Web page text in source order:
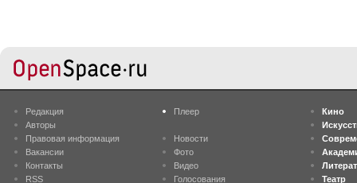
Редакция
Авторы
Правовая информация
Вакансии
Контакты
RSS
Плеер
Новости
Фото
Видео
Голосования
Кино
Театр